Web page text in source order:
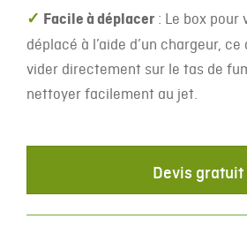
✓ Facile à déplacer : Le box pour
déplacé à l’aide d’un chargeur,
vider directement sur le tas de
nettoyer facilement au jet.
Devis gratuit